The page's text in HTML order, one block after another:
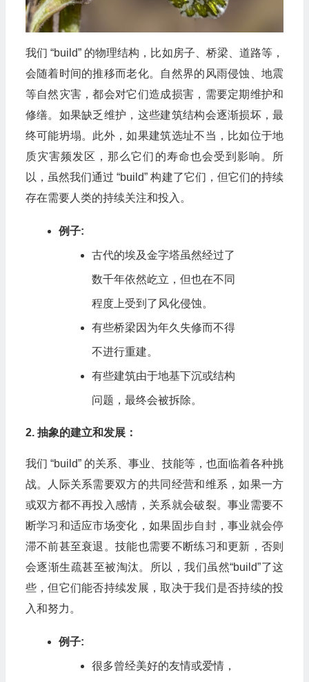
我们 “build” 的物理结构，比如房子、桥梁、道路等，
会随着时间的推移而老化。自然界的风雨侵蚀、地震
等自然灾害，都会对它们造成损害，需要定期维护和
修缮。如果缺乏维护，这些建筑结构会逐渐损坏，最
终可能坍塌。此外，如果建筑选址不当，比如位于地
质灾害频发区，那么它们的寿命也会受到影响。所
以，虽然我们通过 “build” 构建了它们，但它们的持续
存在需要人类的持续关注和投入。
例子:
古代的埃及金字塔虽然经过了
数千年依然屹立，但也在不同
程度上受到了风化侵蚀。
有些桥梁因为年久失修而不得
不进行重建。
有些建筑由于地基下沉或结构
问题，最终会被拆除。
2. 抽象的建立和发展：
我们 “build” 的关系、事业、技能等，也面临着各种挑
战。人际关系需要双方的共同经营和维系，如果一方
或双方都不再投入感情，关系就会破裂。事业需要不
断学习和适应市场变化，如果固步自封，事业就会停
滞不前甚至衰退。技能也需要不断练习和更新，否则
会逐渐生疏甚至被淘汰。所以，我们虽然“build”了这
些，但它们能否持续发展，取决于我们是否持续的投
入和努力。
例子:
很多曾经美好的友情或爱情，